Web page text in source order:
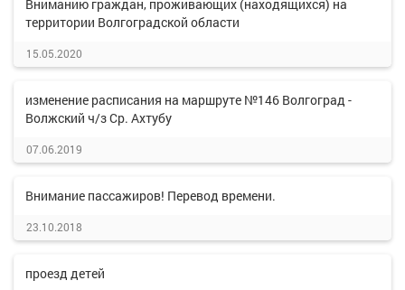
Вниманию граждан, проживающих (находящихся) на
территории Волгоградской области
15.05.2020
изменение расписания на маршруте №146 Волгоград -
Волжский ч/з Ср. Ахтубу
07.06.2019
Внимание пассажиров! Перевод времени.
23.10.2018
проезд детей